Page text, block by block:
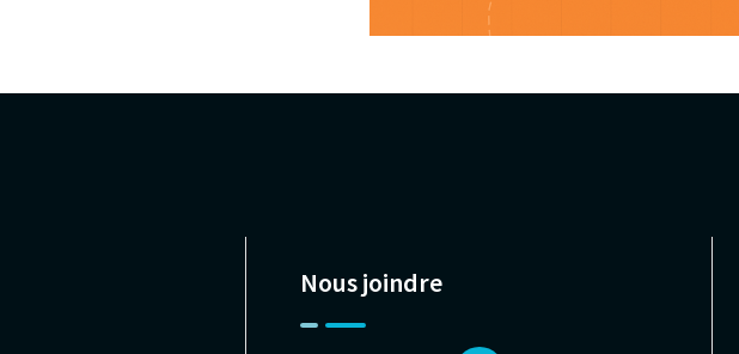
Nous joindre